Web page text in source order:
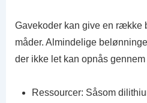
Gavekoder kan give en række
måder. Almindelige
der ikke let kan opnås
Ressourcer: Såsom